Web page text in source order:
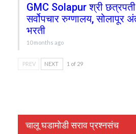
GMC Solapur श्री छत्रपती
सर्वोपचार रुग्णालय, सोलापूर
भरती
10 months ago
PREV NEXT 1 of 29
चालू घडामोडी सराव प्रश्नसंच